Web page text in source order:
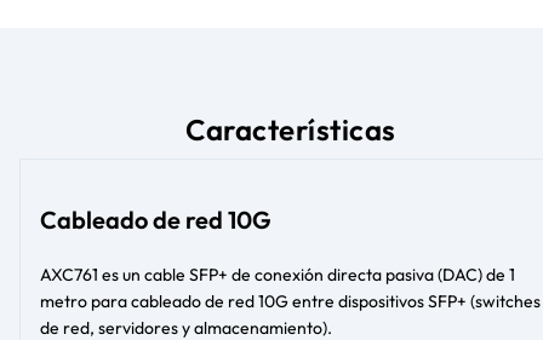
Características
Cableado de red 10G
AXC761 es un cable SFP+ de conexión directa pasiva (DAC) de 1
metro para cableado de red 10G entre dispositivos SFP+ (switches
de red, servidores y almacenamiento).